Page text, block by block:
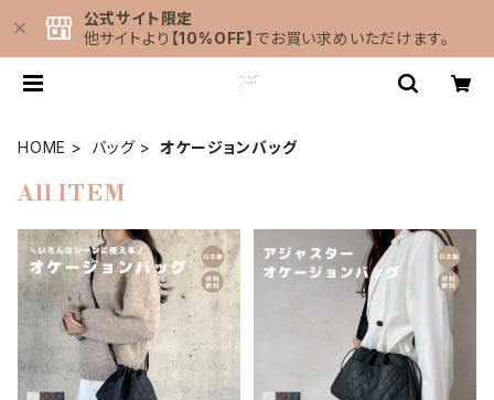
公式サイト限定
他サイトより 【10%OFF】 でお買い求めいただけます。
HOME バッグ オケージョンバッグ
All ITEM